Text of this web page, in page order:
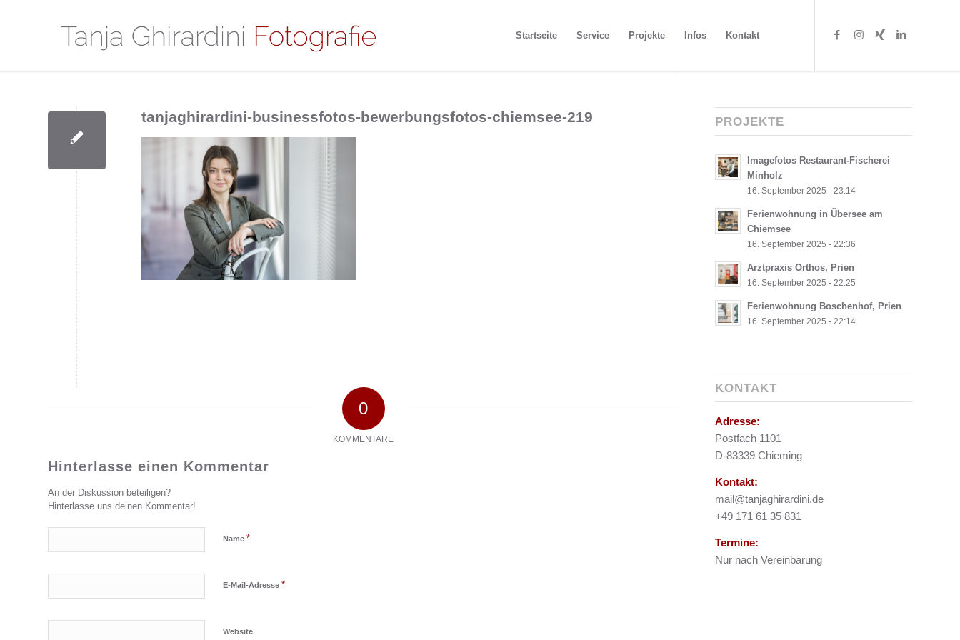
Startseite Service Projekte Infos Kontakt
tanjaghirardini-businessfotos-bewerbungsfotos-chiemsee-219
0
KOMMENTARE
Hinterlasse einen Kommentar
An der Diskussion beteiligen?
Hinterlasse uns deinen Kommentar!
Name *
E-Mail-Adresse *
Website
PROJEKTE
Imagefotos Restaurant-Fischerei
Minholz
16. September 2025 - 23:14
Ferienwohnung in Übersee am
Chiemsee
16. September 2025 - 22:36
Arztpraxis Orthos, Prien
16. September 2025 - 22:25
Ferienwohnung Boschenhof, Prien
16. September 2025 - 22:14
KONTAKT
Adresse:
Postfach 1101
D-83339 Chieming
Kontakt:
mail@tanjaghirardini.de
+49 171 61 35 831
Termine:
Nur nach Vereinbarung